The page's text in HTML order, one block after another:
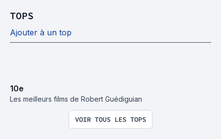
TOPS
Ajouter à un top
10e
Les meilleurs films de Robert Guédiguian
VOIR TOUS LES TOPS